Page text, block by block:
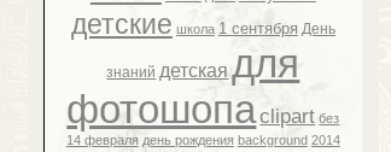
детские школа 1 сентября День
знаний детскаядля
фотошопаclipart без
14 февраля день рождения background 2014